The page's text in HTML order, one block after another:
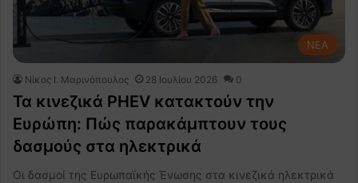
NEA
Nίκος Ι. Mαρινόπουλος 28 Ιουλίου 2026 0
Τα κινεζικά PHEV κατακτούν την
Ευρώπη: Πώς παρακάμπτουν τους
δασμούς στα ηλεκτρικά
Οι δασμοί της Ευρωπαϊκής Ένωσης στα κινεζικά ηλεκτρικά